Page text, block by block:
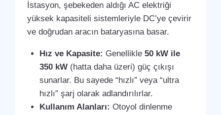
İstasyon, şebekeden aldığı AC elektriği
yüksek kapasiteli sistemleriyle DC’ye çevirir
ve doğrudan aracın bataryasına basar.
Hız ve Kapasite: Genellikle50 kW ile
350 kW (hatta daha üzeri) güç çıkışı
sunarlar. Bu sayede “hızlı” veya “ultra
hızlı” şarj olarak adlandırılırlar.
Kullanım Alanları: Otoyol dinlenme